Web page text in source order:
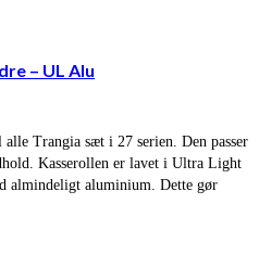
– UL Alu
Trangia sæt i 27 serien. Den passer
Kasserollen er lavet i Ultra Light
almindeligt aluminium. Dette gør